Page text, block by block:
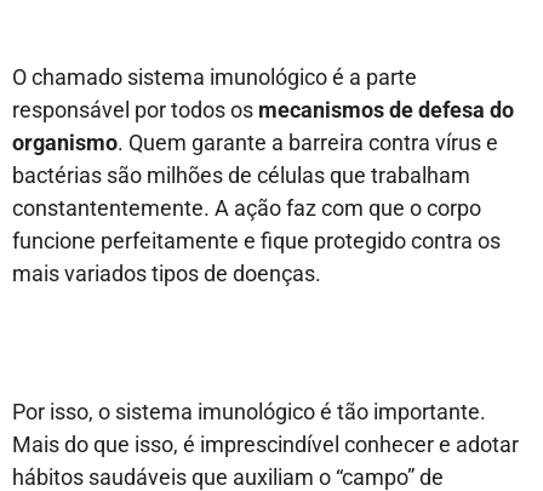
O chamado sistema imunológico é a parte
responsável por todos os mecanismos de defesa do
organismo. Quem garante a barreira contra vírus e
bactérias são milhões de células que trabalham
constantentemente. A ação faz com que o corpo
funcione perfeitamente e fique protegido contra os
mais variados tipos de doenças.
Por isso, o sistema imunológico é tão importante.
Mais do que isso, é imprescindível conhecer e adotar
hábitos saudáveis que auxiliam o “campo” de